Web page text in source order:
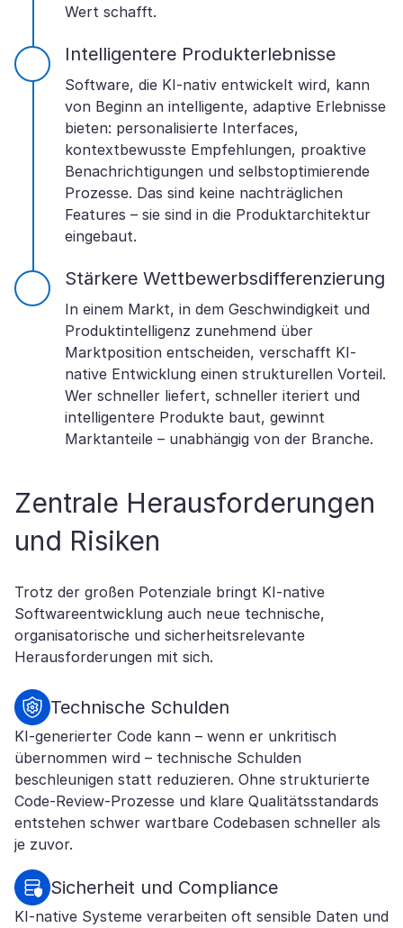
Wert schafft.
Intelligentere Produkterlebnisse
Software, die KI-nativ entwickelt wird, kann
von Beginn an intelligente, adaptive Erlebnisse
bieten: personalisierte Interfaces,
kontextbewusste Empfehlungen, proaktive
Benachrichtigungen und selbstoptimierende
Prozesse. Das sind keine nachträglichen
Features – sie sind in die Produktarchitektur
eingebaut.
Stärkere Wettbewerbsdifferenzierung
In einem Markt, in dem Geschwindigkeit und
Produktintelligenz zunehmend über
Marktposition entscheiden, verschafft KI-
native Entwicklung einen strukturellen Vorteil.
Wer schneller liefert, schneller iteriert und
intelligentere Produkte baut, gewinnt
Marktanteile – unabhängig von der Branche.
Zentrale Herausforderungen
und Risiken
Trotz der großen Potenziale bringt KI-native
Softwareentwicklung auch neue technische,
organisatorische und sicherheitsrelevante
Herausforderungen mit sich.
Technische Schulden
KI-generierter Code kann – wenn er unkritisch
übernommen wird – technische Schulden
beschleunigen statt reduzieren. Ohne strukturierte
Code-Review-Prozesse und klare Qualitätsstandards
entstehen schwer wartbare Codebasen schneller als
je zuvor.
Sicherheit und Compliance
KI-native Systeme verarbeiten oft sensible Daten und